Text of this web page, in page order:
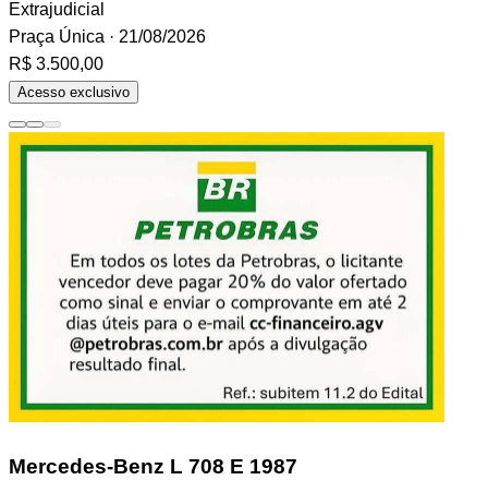
Extrajudicial
Praça Única · 21/08/2026
R$ 3.500,00
Acesso exclusivo
Mercedes-Benz L 708 E 1987